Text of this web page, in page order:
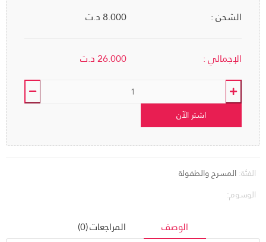
الشحن : 8.000 د.ت
الإجمالي : 26.000د.ت
اشتر الآن
الفئة:المسرح والطفولة
الوسوم:
الوصف المراجعات (0)